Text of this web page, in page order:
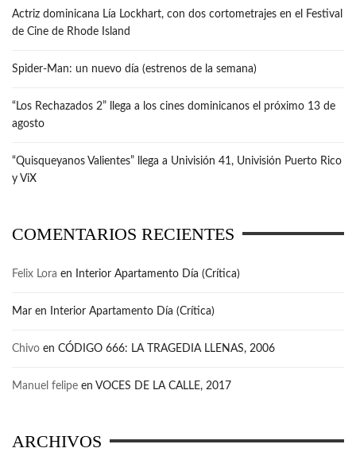
Actriz dominicana Lía Lockhart, con dos cortometrajes en el Festival
de Cine de Rhode Island
Spider-Man: un nuevo día (estrenos de la semana)
“Los Rechazados 2” llega a los cines dominicanos el próximo 13 de
agosto
“Quisqueyanos Valientes” llega a Univisión 41, Univisión Puerto Rico
y ViX
COMENTARIOS RECIENTES
Felix Lora en Interior Apartamento Día (Crítica)
Mar en Interior Apartamento Día (Crítica)
Chivo en CÓDIGO 666: LA TRAGEDIA LLENAS, 2006
Manuel felipe en VOCES DE LA CALLE, 2017
ARCHIVOS